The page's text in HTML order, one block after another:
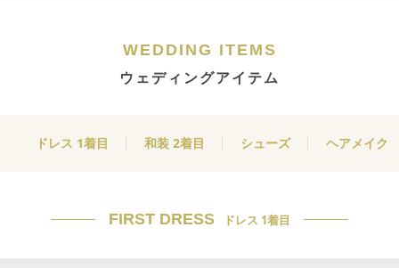
WEDDING ITEMS
ウェディングアイテム
ドレス 1着目 和装 2着目 シューズ ヘアメイク
FIRST DRESS ドレス 1着目